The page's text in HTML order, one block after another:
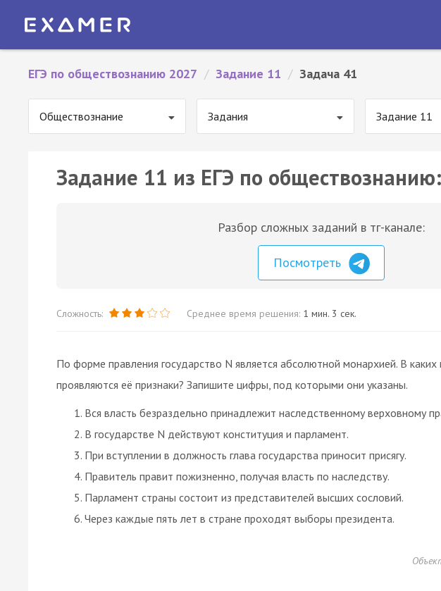
ЕГЭ по обществознанию 2027 / Задание 11 / Задача 41
Обществознание Задания Задание 11
Задание 11 из ЕГЭ по
Разбор сложных заданий в тг-канале:
Посмотреть
Сложность: Среднее время решения: 1 мин. 3 сек.
По форме правления государство N является абсолютной монархией. В
проявляются её признаки? Запишите цифры, под которыми они указаны.
Вся власть безраздельно принадлежит наследственному верховному
В государстве N действуют конституция и парламент.
При вступлении в должность глава государства приносит присягу.
Правитель правит пожизненно, получая власть по наследству.
Парламент страны состоит из представителей высших сословий.
Через каждые пять лет в стране проходят выборы президента.